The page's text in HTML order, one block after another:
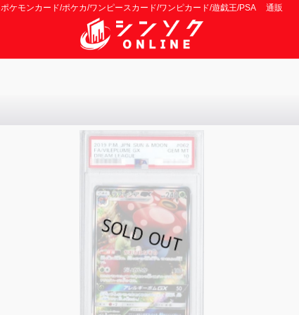
ポケモンカード/ポケカ/ワンピースカード/ワンピカード/遊戯王/PSA 通販